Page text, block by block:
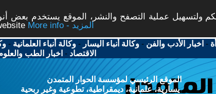
ولتسهيل عملية التصفح والنشر، الموقع يستخدم بعض
More info - المزيد
- اخبار الأدب والفن -وكالة أنباء اليسار -وكالة أنباء العلمانية -
الاقتصاد - اخبار الطب
الموقع الرئيسي لمؤسسة الحوار المتمدن
يسارية، علمانية، ديمقراطية، تطوعية وغير ربحية